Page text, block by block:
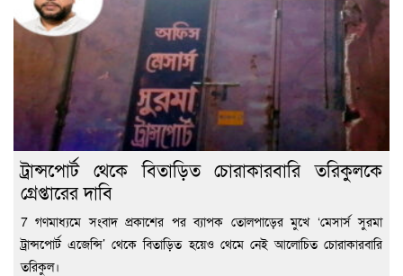
ট্রান্সপোর্ট থেকে বিতাড়িত চোরাকারবারি তরিকুলকে
গ্রেপ্তারের দাবি
7 গণমাধ্যমে সংবাদ প্রকাশের পর ব্যাপক তোলপাড়ের মুখে ‘মেসার্স সুরমা
ট্রান্সপোর্ট এজেন্সি’ থেকে বিতাড়িত হয়েও থেমে নেই আলোচিত চোরাকারবারি
তরিকুল।